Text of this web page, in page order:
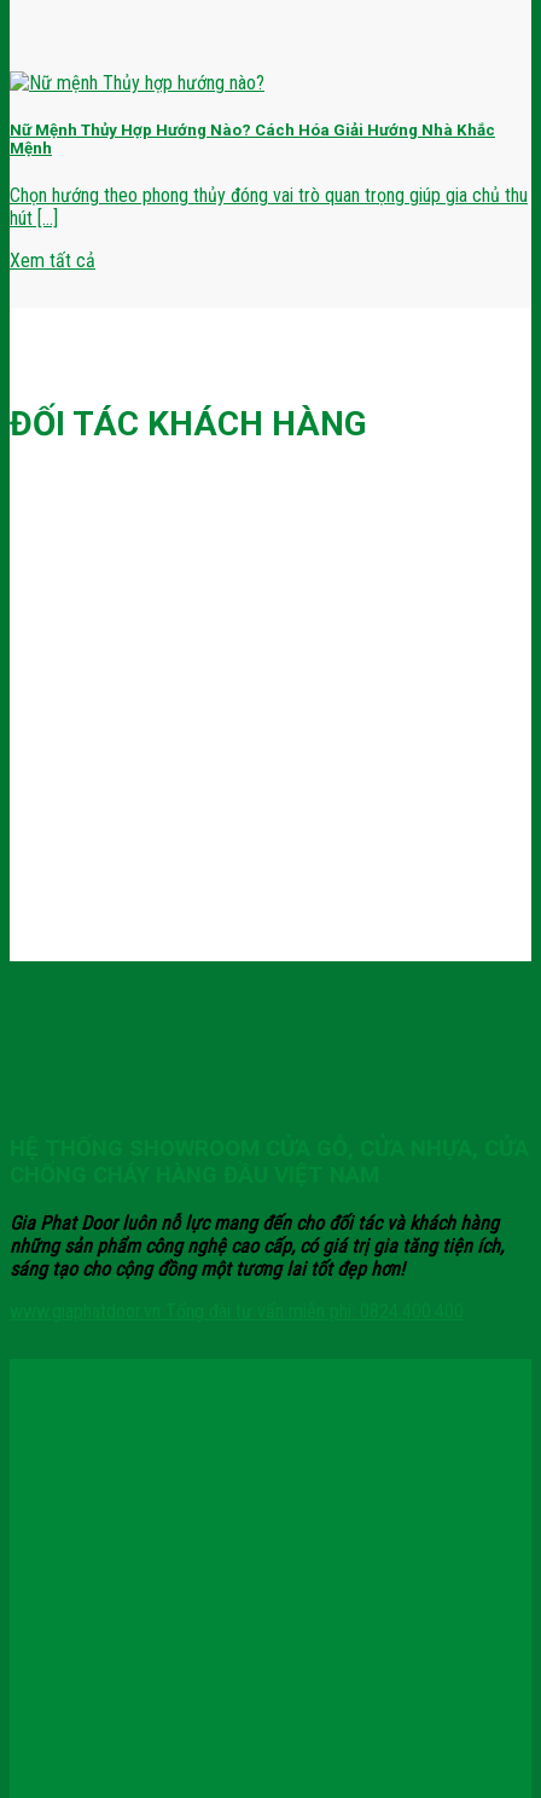
Nữ Mệnh Thủy Hợp Hướng Nào? Cách Hóa Giải Hướng Nhà Khắc
Mệnh
Chọn hướng theo phong thủy đóng vai trò quan trọng giúp gia chủ thu
hút [...]
Xem tất cả
ĐỐI TÁC KHÁCH HÀNG
Gia Phat Door luôn nỗ lực mang đến cho đối tác và khách hàng
những sản phẩm công nghệ cao cấp, có giá trị gia tăng tiện ích,
sáng tạo cho cộng đồng một tương lai tốt đẹp hơn!